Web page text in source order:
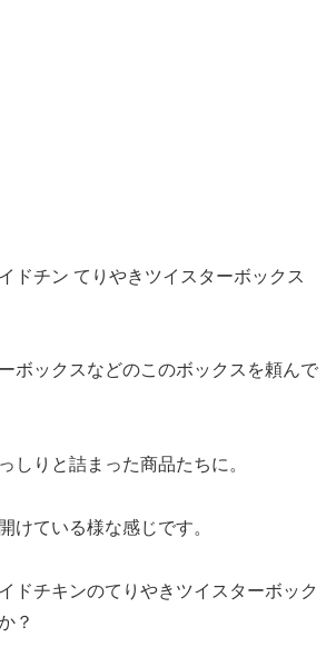
ドチン てりやきツイスターボックス
ボックスなどのこのボックスを頼んで
しりと詰まった商品たちに。
けている様な感じです。
ドチキンのてりやきツイスターボック
？